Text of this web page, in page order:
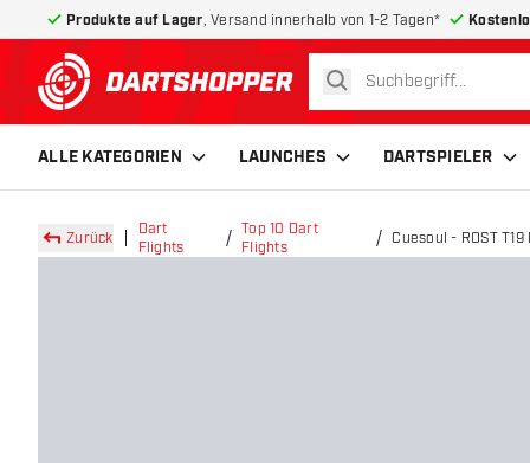
Produkte auf Lager , Versand innerhalb von 1-2 Tagen*
zurück zur Startseite
suchen
ALLE KATEGORIEN LAUNCHES DARTSPIELER
Zurück
Dart
Flights
Top 10 Dart
Flights
Cuesoul - ROST
Flights